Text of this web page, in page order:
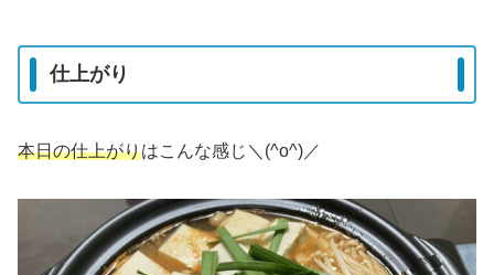
仕上がり
本日の仕上がりはこんな感じ＼(^o^)／